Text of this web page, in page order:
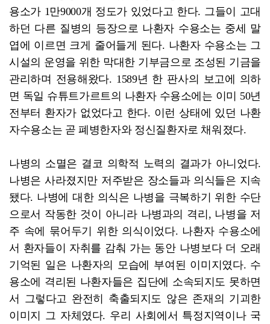
용소가 1만9000개 정도가 있었다고 한다. 그들이 고대
하던 다른 질병의 등장으로 나환자 수용소는 중세 말
엽에 이르면 크게 줄어들게 된다. 나환자 수용소는 그
시설의 운영을 위한 막대한 기부금으로 조성된 기금을
관리하며 전용해왔다. 1589년 한 판사의 보고에 의하
면 독일 슈튜트가르트의 나환자 수용소에는 이미 50년
전부터 환자가 없었다고 한다. 이런 상태에 있던 나환
자수용소는 곧 폐병한자와 정신질환자로 채워졌다.
나병의 소멸은 결코 의학적 노력의 결과가 아니었다.
나병은 사라졌지만 저주받은 장소들과 의식들은 지속
됐다. 나병에 대한 의식은 나병을 극복하기 위한 수단
으로서 작동한 것이 아니라 나병과의 격리, 나병을 저
주 속에 묶어두기 위한 의식이었다. 나환자 수용소에
서 환자들이 자취를 감춰 가는 동안 나병보다 더 오래
기억된 일은 나환자의 모습에 부여된 이미지였다. 수
용소에 격리된 나환자들은 집단에 소속되지도 못하면
서 그렇다고 완전히 축출되지도 않은 존재의 기괴한
이미지 그 자체였다. 우리 사회에서 특정지역이나 국